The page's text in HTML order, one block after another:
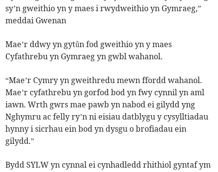
sy’n gweithio yn y maes i rwydweithio yn Gymraeg,”
meddai Gwenan
Mae’r ddwy yn gytûn fod gweithio yn y maes
Cyfathrebu yn Gymraeg yn gwbl wahanol.
“Mae’r Cymry yn gweithredu mewn ffordd wahanol.
Mae’r cyfathrebu yn gorfod bod yn fwy cynnil yn aml
iawn. Wrth gwrs mae pawb yn nabod ei gilydd yng
Nghymru ac felly ry’n ni eisiau datblygu y cysylltiadau
hynny i sicrhau ein bod yn dysgu o brofiadau ein
gilydd.”
Bydd SYLW yn cynnal ei cynhadledd rhithiol gyntaf ym